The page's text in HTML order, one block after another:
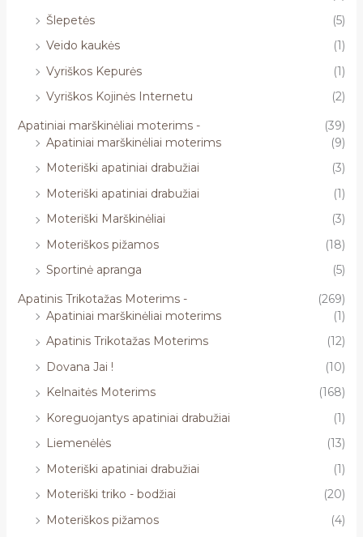
Šlepetės
(5)
Veido kaukės
(1)
Vyriškos Kepurės
(1)
Vyriškos Kojinės Internetu
(2)
Apatiniai marškinėliai moterims -
(39)
Apatiniai marškinėliai moterims
(9)
Moteriški apatiniai drabužiai
(3)
Moteriški apatiniai drabužiai
(1)
Moteriški Marškinėliai
(3)
Moteriškos pižamos
(18)
Sportinė apranga
(5)
Apatinis Trikotažas Moterims -
(269)
Apatiniai marškinėliai moterims
(1)
Apatinis Trikotažas Moterims
(12)
Dovana Jai !
(10)
Kelnaitės Moterims
(168)
Koreguojantys apatiniai drabužiai
(1)
Liemenėlės
(13)
Moteriški apatiniai drabužiai
(1)
Moteriški triko - bodžiai
(20)
Moteriškos pižamos
(4)